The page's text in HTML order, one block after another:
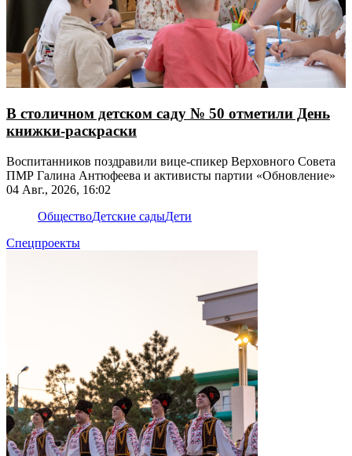
В столичном детском саду № 50 отметили День
книжки-раскраски
Воспитанников поздравили вице-спикер Верховного Совета
ПМР Галина Антюфеева и активисты партии «Обновление»
04 Авг., 2026, 16:02
ОбществоДетские садыДети
Спецпроекты